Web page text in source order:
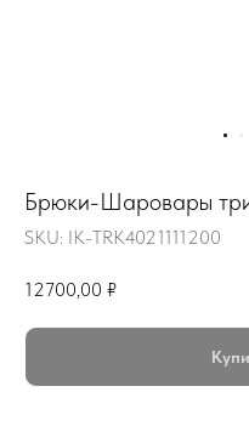
Брюки-Шаровары
SKU: IK-TRK4021111200
12700,00 ₽